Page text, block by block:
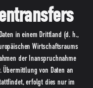
in einem Drittland (d. h.,
Wirtschaftsraums
der Inanspruchnahme
Übermittlung von Daten an
erfolgt dies nur im